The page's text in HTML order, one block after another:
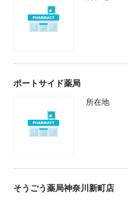
ポートサイド薬局
所在地
そうごう薬局神奈川新町店